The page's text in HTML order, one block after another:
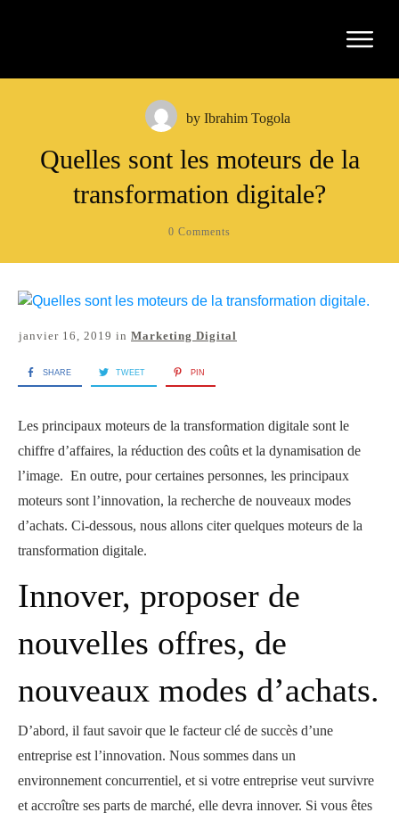
byIbrahim Togola
Quelles sont les moteurs de la
transformation digitale?
0 Comments
janvier 16, 2019 in Marketing Digital
SHARE TWEET PIN
Les principaux moteurs de la transformation digitale sont le
chiffre d’affaires, la réduction des coûts et la dynamisation de
l’image. En outre, pour certaines personnes, les principaux
moteurs sont l’innovation, la recherche de nouveaux modes
d’achats. Ci-dessous, nous allons citer quelques moteurs de la
transformation digitale.
Innover, proposer de
nouvelles offres, de
nouveaux modes d’achats.
D’abord, il faut savoir que le facteur clé de succès d’une
entreprise est l’innovation. Nous sommes dans un
environnement concurrentiel, et si votre entreprise veut survivre
et accroître ses parts de marché, elle devra innover. Si vous êtes